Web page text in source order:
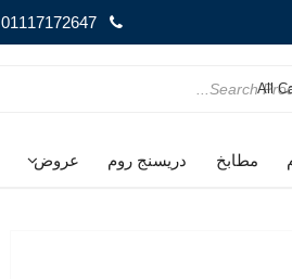
01117172647
مطابخ دريسنج روم عروض